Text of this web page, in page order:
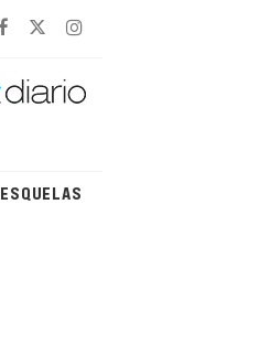
ESQUELAS